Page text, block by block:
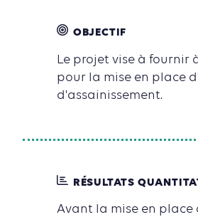
OBJECTIF
Le projet vise à fournir
pour la mise en place
d'assainissement.
RÉSULTATS
Avant la mise en